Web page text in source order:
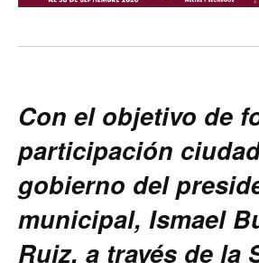
Con el objetivo de
participación
gobierno del
municipal, Ismael
Ruiz, a través de la